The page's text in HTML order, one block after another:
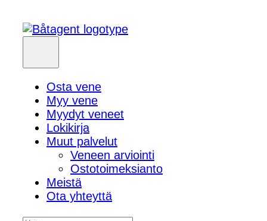
Osta vene
Myy vene
Myydyt veneet
Lokikirja
Muut palvelut
Veneen arviointi
Ostotoimeksianto
Meistä
Ota yhteyttä